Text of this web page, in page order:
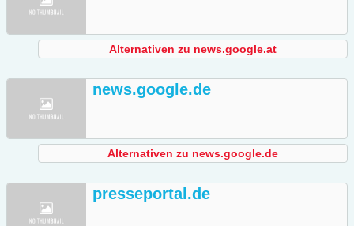
Alternativen zu news.google.at
news.google.de
Alternativen zu news.google.de
presseportal.de